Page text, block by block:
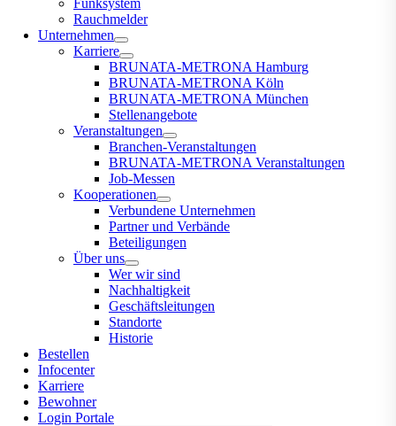
Funksystem
Rauchmelder
Unternehmen
Karriere
BRUNATA-METRONA Hamburg
BRUNATA-METRONA Köln
BRUNATA-METRONA München
Stellenangebote
Veranstaltungen
Branchen-Veranstaltungen
BRUNATA-METRONA Veranstaltungen
Job-Messen
Kooperationen
Verbundene Unternehmen
Partner und Verbände
Beteiligungen
Über uns
Wer wir sind
Nachhaltigkeit
Geschäftsleitungen
Standorte
Historie
Bestellen
Infocenter
Karriere
Bewohner
Login Portale